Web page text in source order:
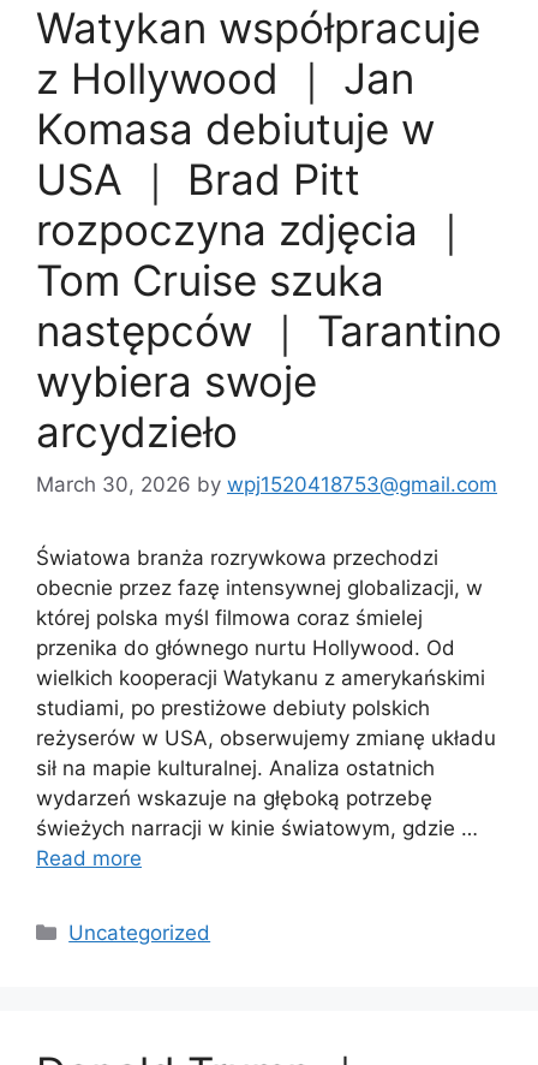
Watykan współpracuje
z Hollywood ｜ Jan
Komasa debiutuje w
USA ｜ Brad Pitt
rozpoczyna zdjęcia ｜
Tom Cruise szuka
następców ｜ Tarantino
wybiera swoje
arcydzieło
March 30, 2026 by wpj1520418753@gmail.com
Światowa branża rozrywkowa przechodzi
obecnie przez fazę intensywnej globalizacji, w
której polska myśl filmowa coraz śmielej
przenika do głównego nurtu Hollywood. Od
wielkich kooperacji Watykanu z amerykańskimi
studiami, po prestiżowe debiuty polskich
reżyserów w USA, obserwujemy zmianę układu
sił na mapie kulturalnej. Analiza ostatnich
wydarzeń wskazuje na głęboką potrzebę
świeżych narracji w kinie światowym, gdzie …
Read more
Categories
Uncategorized